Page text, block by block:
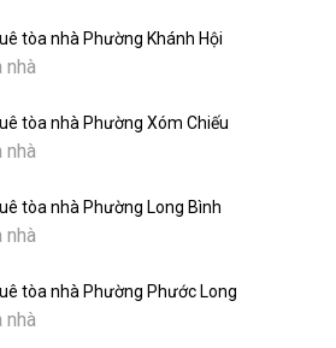
tòa nhà Phường Khánh Hội
nhà
tòa nhà Phường Xóm Chiếu
nhà
tòa nhà Phường Long Bình
nhà
tòa nhà Phường Phước Long
nhà